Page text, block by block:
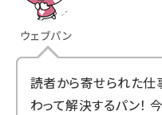
ウェブパン
読者から寄せられた仕
わって解決するパン！